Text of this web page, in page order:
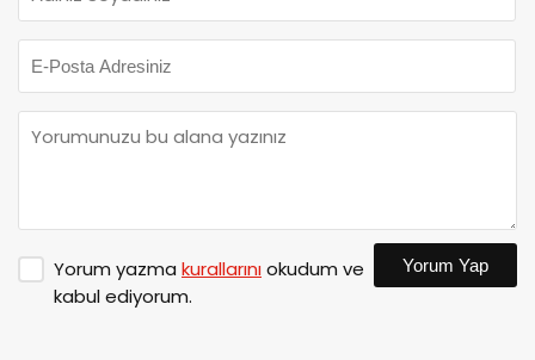
Yorum yazma kurallarınıokudum ve
kabul ediyorum.
Yorum Yap